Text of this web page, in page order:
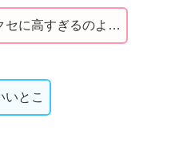
セに高すぎるのよ…
いとこ